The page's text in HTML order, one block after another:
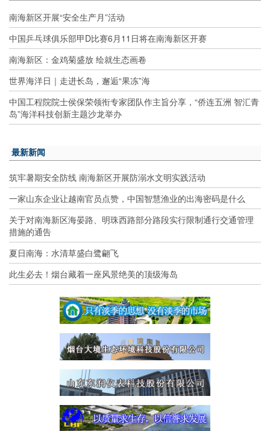
南海新区开展“安全生产月”活动
中国乒乓球俱乐部甲D比赛6月11日将在南海新区开赛
南海新区：金鸡菊盛放 绘就生态画卷
世界海洋日｜走进长岛，邂逅“果冻”海
中国工程院院士侯保荣领衔专家团队作主旨分享，“侨连五洲 智汇青
岛”海洋科技创新主题沙龙举办
最新新闻
筑牢暑期安全防线 南海新区开展防溺水文明实践活动
一家山东企业让越南官员点赞，中国智慧渔业的出海密码是什么
关于对南海新区海晏路、明珠西路部分路段实行限制通行交通管理
措施的通告
夏日南海：水清草盛白鹭翩飞
此生必去！烟台藏着一座风景绝美的顶级海岛